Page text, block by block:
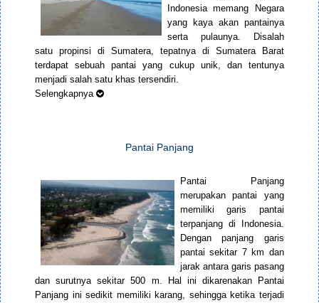
Indonesia memang Negara
yang kaya akan pantainya
serta pulaunya. Disalah
satu propinsi di Sumatera, tepatnya di Sumatera Barat
terdapat sebuah pantai yang cukup unik, dan tentunya
menjadi salah satu khas tersendiri.
Selengkapnya
Pantai Panjang
Pantai Panjang
merupakan pantai yang
memiliki garis pantai
terpanjang di Indonesia.
Dengan panjang garis
pantai sekitar 7 km dan
jarak antara garis pasang
dan surutnya sekitar 500 m. Hal ini dikarenakan Pantai
Panjang ini sedikit memiliki karang, sehingga ketika terjadi